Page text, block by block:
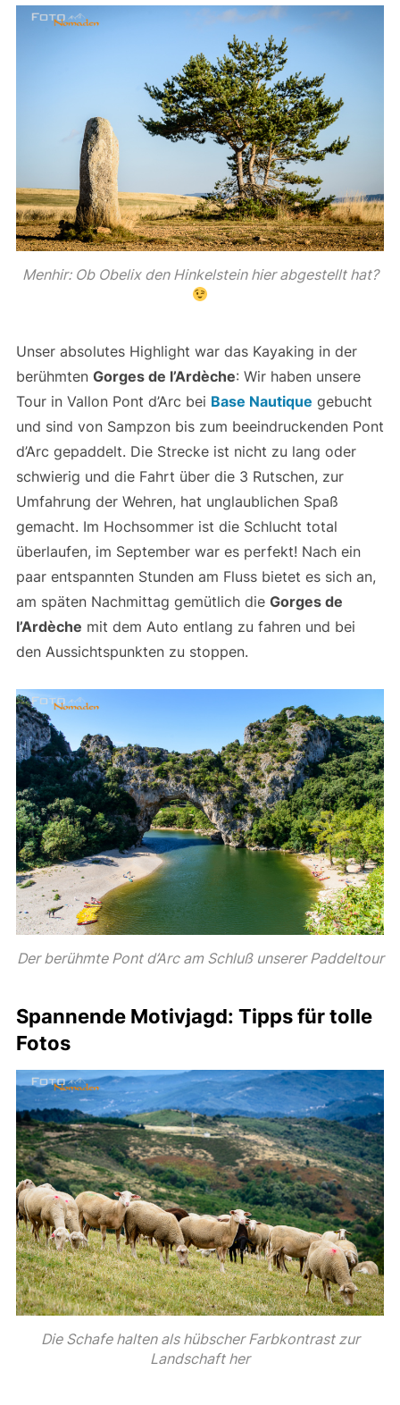
Menhir: Ob Obelix den Hinkelstein hier abgestellt hat?
Unser absolutes Highlight war das Kayaking in der
berühmten Gorges de l’Ardèche: Wir haben unsere
Tour in Vallon Pont d’Arc bei Base Nautique gebucht
und sind von Sampzon bis zum beeindruckenden Pont
d’Arc gepaddelt. Die Strecke ist nicht zu lang oder
schwierig und die Fahrt über die 3 Rutschen, zur
Umfahrung der Wehren, hat unglaublichen Spaß
gemacht. Im Hochsommer ist die Schlucht total
überlaufen, im September war es perfekt! Nach ein
paar entspannten Stunden am Fluss bietet es sich an,
am späten Nachmittag gemütlich die Gorges de
l’Ardèche mit dem Auto entlang zu fahren und bei
den Aussichtspunkten zu stoppen.
Der berühmte Pont d’Arc am Schluß unserer Paddeltour
Spannende Motivjagd: Tipps für tolle
Fotos
Die Schafe halten als hübscher Farbkontrast zur
Landschaft her